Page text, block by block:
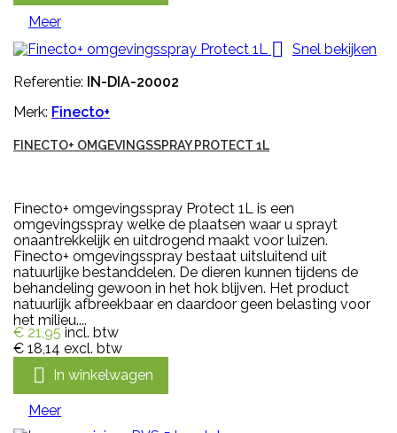
Meer

Snel bekijken
Referentie: IN-DIA-20002
Merk: Finecto+
FINECTO+ OMGEVINGSSPRAY PROTECT 1L
Finecto+ omgevingsspray Protect 1L is een
omgevingsspray welke de plaatsen waar u sprayt
onaantrekkelijk en uitdrogend maakt voor luizen.
Finecto+ omgevingsspray bestaat uitsluitend uit
natuurlijke bestanddelen. De dieren kunnen tijdens de
behandeling gewoon in het hok blijven. Het product
natuurlijk afbreekbaar en daardoor geen belasting voor
het milieu....
€ 21,95 incl. btw
€ 18,14 excl. btw
 In winkelwagen
Meer